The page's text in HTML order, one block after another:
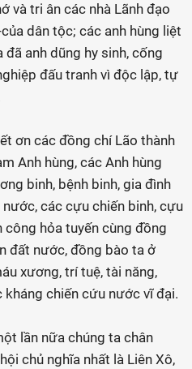
và tri ân các nhà Lãnh đạo
dân tộc; các anh hùng liệt
anh dũng hy sinh, cống
đấu tranh vì độc lập, tự
ơn các đồng chí Lão thành
Anh hùng, các Anh hùng
binh, bệnh binh, gia đình
các cựu chiến binh, cựu
công hỏa tuyến cùng đồng
đất nước, đồng bào ta ở
xương, trí tuệ, tài năng,
chiến cứu nước vĩ đại.
lần nữa chúng ta chân
chủ nghĩa nhất là Liên Xô,